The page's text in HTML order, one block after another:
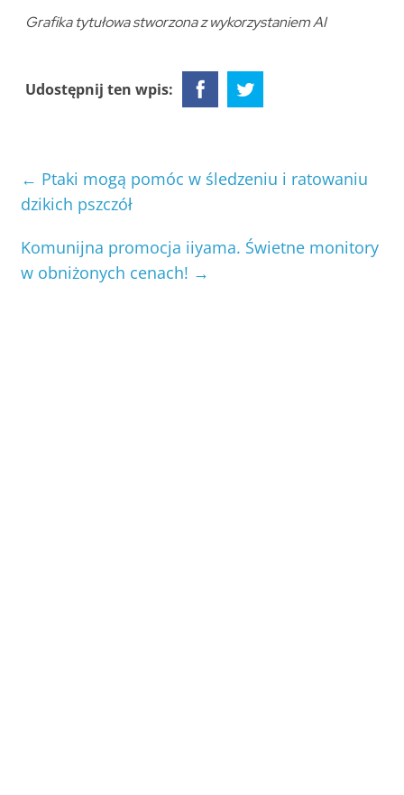
Grafika tytułowa stworzona z wykorzystaniem AI
Udostępnij ten wpis:
← Ptaki mogą pomóc w śledzeniu i ratowaniu
dzikich pszczół
Komunijna promocja iiyama. Świetne monitory
w obniżonych cenach! →